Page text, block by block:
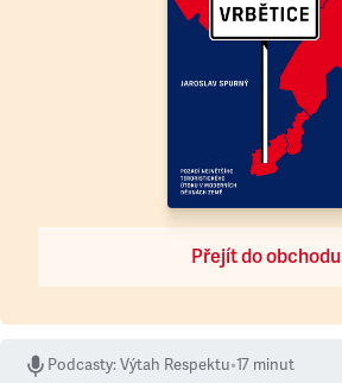
Přejít do obchodu
Podcasty:Výtah Respektu•17 minut